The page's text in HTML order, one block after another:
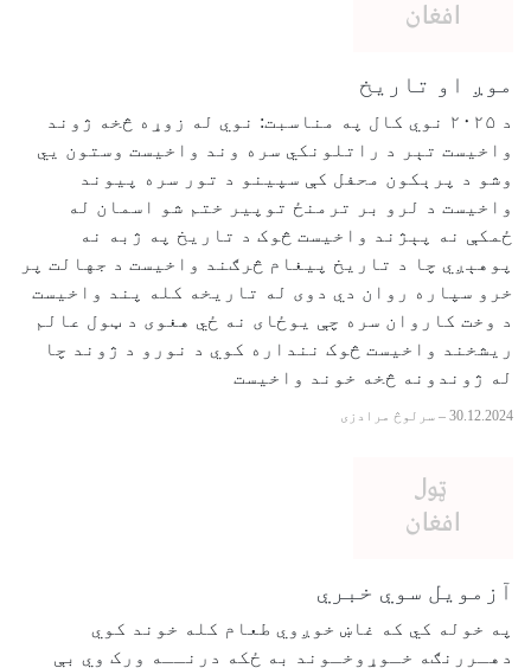
موږ او تاریخ
د ۲۰۲۵ نوي کال په مناسبت: نوي له زوړه څخه ژوند
واخیست تېر د راتلونکي سره وند واخیست وستون يي
وشو د پرېکون محفل کې سپینو د تور سره پیوند
واخیست د لرو بر ترمنځ توپیر ختم شو اسمان له
ځمکې نه پېژند واخیست څوک د تاریخ په ژبه نه
پوهېږي چا د تاریخ پیغام څرګند واخیست د جهالت پر
خرو سپاره روان دي دوی له تاریخه کله پند واخیست
د وخت کاروان سره چې یوځای نه ځي هغوی د ټول عالم
ریشخند واخیست څوک ننداره کوي د نورو د ژوند چا
له ژوندونه څخه خوند واخیست
30.12.2024
– سرلوڅ مرادزی
آزمویل سوي خبري
په خوله کي که غاښ خوږوي طعام کله خوند کوي
دهـررنګه خـوړوخـوند به ځکه درنــه ورک وي بې